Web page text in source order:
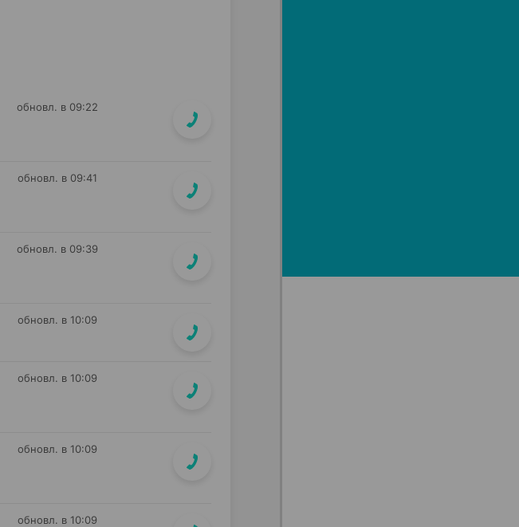
обновл. в 09:22
обновл. в 09:41
обновл. в 09:39
обновл. в 10:09
обновл. в 10:09
обновл. в 10:09
обновл. в 10:09